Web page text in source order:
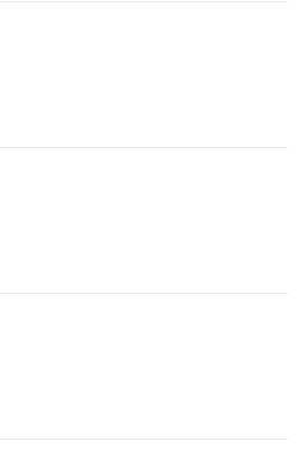
240 derecede
donatılan tesis ve
hem de yüksek üretim